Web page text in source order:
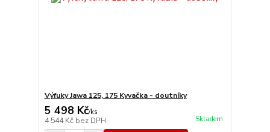
Výfuky Jawa 125, 175 Kyvačka - doutníky
5 498 Kč/ks
4 544 Kč bez DPH Skladem